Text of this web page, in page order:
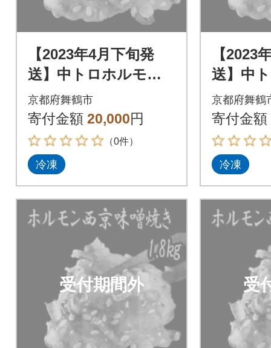
【2023年4月下旬発
送】中トロホルモン
西京味噌焼き 1.2kg
京都府舞鶴市
寄付金額 20,000円
（0件）
冷凍
【2023
送】中
西京味
京都府舞鶴
寄付金額
冷凍
受付期間外 受